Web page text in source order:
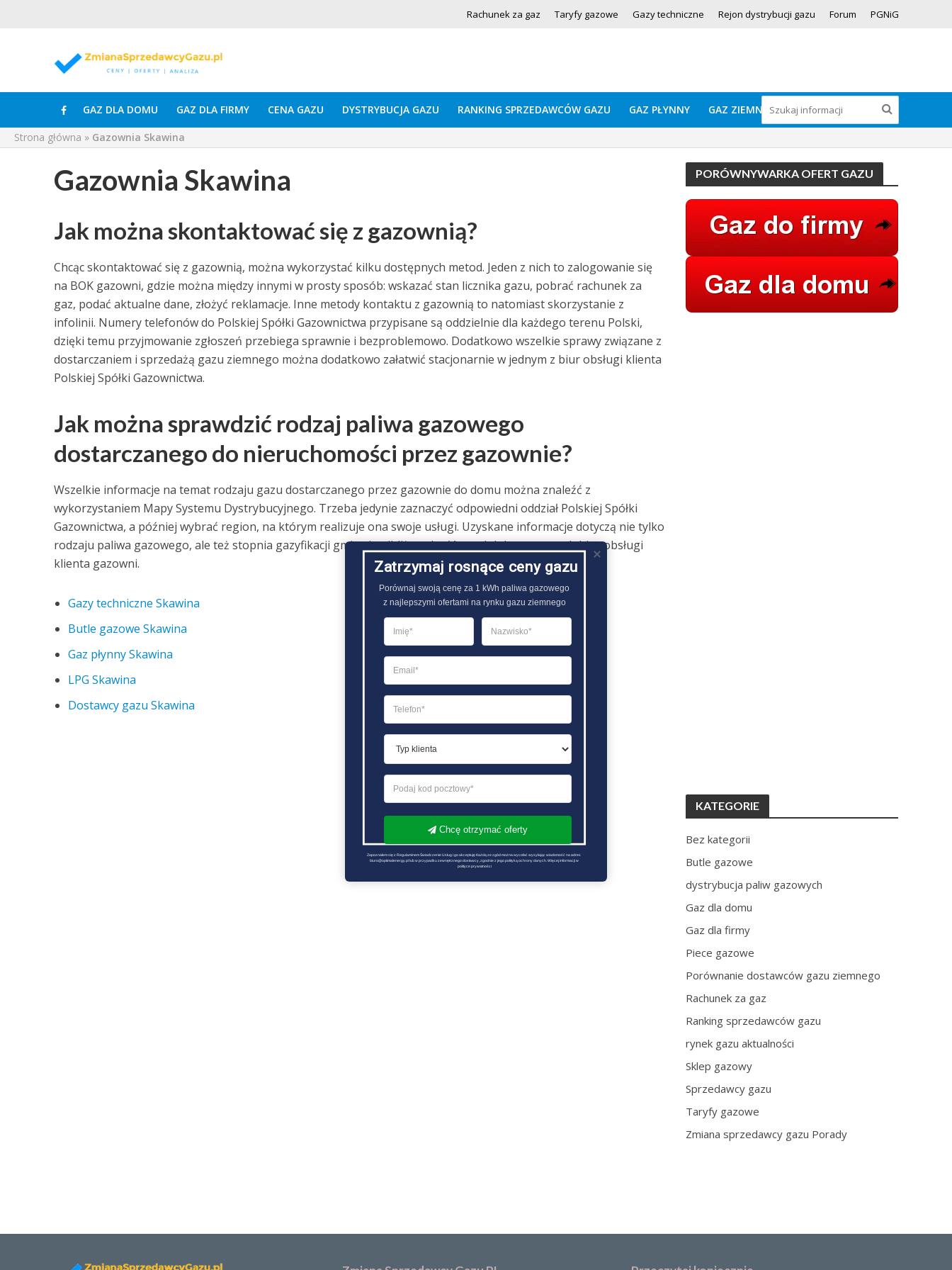
Rachunek za gaz Taryfy gazowe Gazy techniczne Rejon dystrybucji gazu Forum PGNiG
GAZ DLA DOMU GAZ DLA FIRMY CENA GAZU DYSTRYBUCJA GAZU RANKING SPRZEDAWCÓW GAZU GAZ PŁYNNY GAZ ZIEMNY
Strona główna » Gazownia Skawina
Gazownia Skawina
Jak można skontaktować się z gazownią?
Chcąc skontaktować się z gazownią, można wykorzystać kilku dostępnych metod. Jeden z nich to zalogowanie się
na BOK gazowni, gdzie można między innymi w prosty sposób: wskazać stan licznika gazu, pobrać rachunek za
gaz, podać aktualne dane, złożyć reklamacje. Inne metody kontaktu z gazownią to natomiast skorzystanie z
infolinii. Numery telefonów do Polskiej Spółki Gazownictwa przypisane są oddzielnie dla każdego terenu Polski,
dzięki temu przyjmowanie zgłoszeń przebiega sprawnie i bezproblemowo. Dodatkowo wszelkie sprawy związane z
dostarczaniem i sprzedażą gazu ziemnego można dodatkowo załatwić stacjonarnie w jednym z biur obsługi klienta
Polskiej Spółki Gazownictwa.
Jak można sprawdzić rodzaj paliwa gazowego
dostarczanego do nieruchomości przez gazownie?
Wszelkie informacje na temat rodzaju gazu dostarczanego przez gazownie do domu można znaleźć z
wykorzystaniem Mapy Systemu Dystrybucyjnego. Trzeba jedynie zaznaczyć odpowiedni oddział Polskiej Spółki
Gazownictwa, a później wybrać region, na którym realizuje ona swoje usługi. Uzyskane informacje dotyczą nie tylko
rodzaju paliwa gazowego, ale też stopnia gazyfikacji gminy i najbliższych głównych lub terenowych biur obsługi
klienta gazowni.
Gazy techniczne Skawina
Butle gazowe Skawina
Gaz płynny Skawina
LPG Skawina
Dostawcy gazu Skawina
PORÓWNYWARKA OFERT GAZU
KATEGORIE
Bez kategorii
Butle gazowe
dystrybucja paliw gazowych
Gaz dla domu
Gaz dla firmy
Piece gazowe
Porównanie dostawców gazu ziemnego
Rachunek za gaz
Ranking sprzedawców gazu
rynek gazu aktualności
Sklep gazowy
Sprzedawcy gazu
Taryfy gazowe
Zmiana sprzedawcy gazu Porady
Zatrzymaj rosnące ceny gazu
Porównaj swoją cenę za 1 kWh paliwa gazowego
z najlepszymi ofertami na rynku gazu ziemnego
Chcę otrzymać oferty
Zapoznałem się z Regulaminem Świadczenie Usług i go akceptuję Każdą ze zgód można wycofać wysyłając wiadomość na adres
biuro@optimalenergy.pl lub w przypadku zewnętrznego dostawcy, zgodnie z jego polityką ochrony danych. Więcej informacji w
polityce prywatności